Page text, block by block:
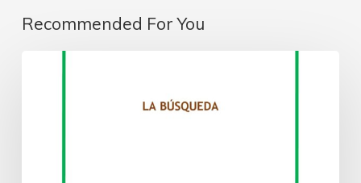
Recommended For You